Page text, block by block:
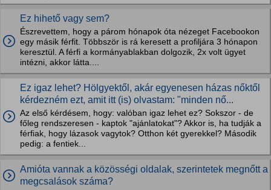
Ez hihető vagy sem?
Észrevettem, hogy a párom hónapok óta nézeget Facebookon
egy másik férfit. Többször is rá keresett a profiljára 3 hónapon
keresztül. A férfi a kormányablakban dolgozik, 2x volt ügyet
intézni, akkor látta....
Ez igaz lehet? Hölgyektől, akár egyenesen házas nőktől
kérdezném ezt, amit itt (is) olvastam: "minden nő...
Az első kérdésem, hogy: valóban igaz lehet ez? Sokszor - de
főleg rendszeresen - kaptok "ajánlatokat"? Akkor is, ha tudják a
férfiak, hogy lázasok vagytok? Otthon két gyerekkel? Második
pedig: a fentiek...
Amióta vannak a közösségi oldalak, szerintetek megnőtt a
megcsalások száma?